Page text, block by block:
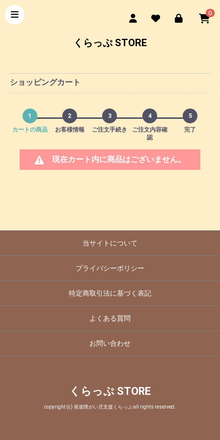
0
くらっぷ STORE
ショッピングカート
1
カートの商品
2
お客様情報
3
ご注文手続き
4
ご注文内容確
認
5
完了
現在カート内に商品はございません。
当サイトについて
プライバシーポリシー
特定商取引法に基づく表記
よくある質問
お問い合わせ
くらっぷ STORE
copyright (c) 発達障がい児支援くらっぷ all rights reserved.